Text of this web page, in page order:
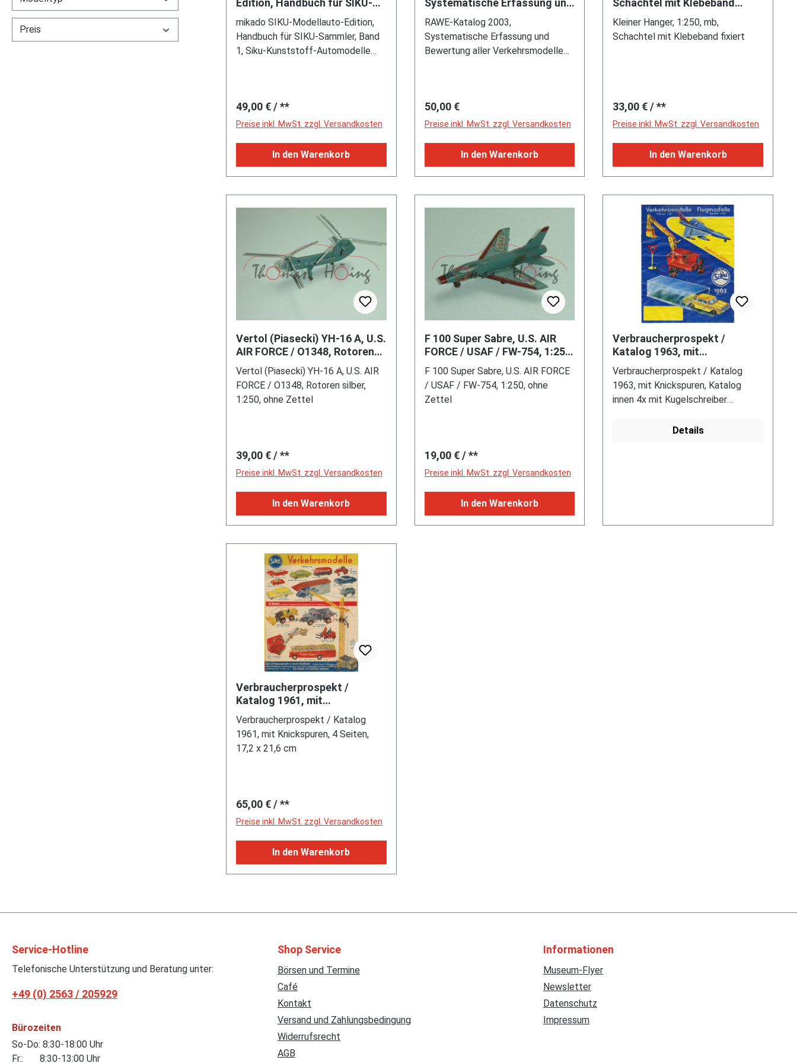
Preis
Edition, Handbuch für SIKU-
Sammler, Band 1, Siku-
Kunststoff-Automodelle und
Z
mikado SIKU-Modellauto-Edition,
Handbuch für SIKU-Sammler, Band
1, Siku-Kunststoff-Automodelle
936520-05-7
Regulärer Preis:
49,00 €/ **
Preise inkl. MwSt. zzgl. Versandkosten
In den Warenkorb
Systematische Erfassung und
Bewertung aller
Verkehrsmodelle von 1951 -
2002, 546
RAWE-Katalog 2003,
Systematische Erfassung und
Bewertung aller Verkehrsmodelle
Regulärer Preis:
50,00 €
Preise inkl. MwSt. zzgl. Versandkosten
In den Warenkorb
Schachtel mit Klebeband
fixiert
Kleiner Hanger, 1:250, mb,
Schachtel mit Klebeband fixiert
Regulärer Preis:
33,00 € / **
Preise inkl. MwSt. zzgl. Versandkosten
In den Warenkorb
Vertol (Piasecki) YH-16 A, U.S.
AIR FORCE / O1348, Rotoren
silber, 1:250, ohne Zettel
Vertol (Piasecki) YH-16 A, U.S. AIR
FORCE / O1348, Rotoren silber,
1:250, ohne Zettel
Regulärer Preis:
39,00 €/ **
Preise inkl. MwSt. zzgl. Versandkosten
In den Warenkorb
F 100 Super Sabre, U.S. AIR
FORCE / USAF / FW-754, 1:250,
ohne Zettel
F 100 Super Sabre, U.S. AIR FORCE
/ USAF / FW-754, 1:250, ohne
Zettel
Regulärer Preis:
19,00 € / **
Preise inkl. MwSt. zzgl. Versandkosten
In den Warenkorb
Verbraucherprospekt /
Katalog 1963, mit
Knickspuren, Katalog innen 4x
mit Kugelschreiber
beschriftet
Verbraucherprospekt / Katalog
1963, mit Knickspuren, Katalog
innen 4x mit Kugelschreiber
Details
Verbraucherprospekt /
Katalog 1961, mit
Knickspuren, 4 Seiten, 17,2 x
21,6 cm
Verbraucherprospekt / Katalog
1961, mit Knickspuren, 4 Seiten,
17,2 x 21,6 cm
Regulärer Preis:
65,00 €/ **
Preise inkl. MwSt. zzgl. Versandkosten
In den Warenkorb
Service-Hotline
Telefonische Unterstützung und Beratung unter:
+49 (0) 2563 / 205929
Bürozeiten
So-Do: 8:30-18:00 Uhr
Fr.: 8:30-13:00 Uhr
Shop Service
Börsen und Termine
Café
Kontakt
Versand und Zahlungsbedingung
Widerrufsrecht
AGB
Informationen
Museum-Flyer
Newsletter
Datenschutz
Impressum